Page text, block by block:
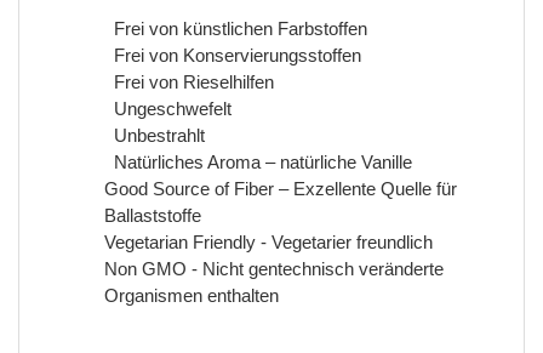
Frei von künstlichen Farbstoffen
Frei von Konservierungsstoffen
Frei von Rieselhilfen
Ungeschwefelt
Unbestrahlt
Natürliches Aroma – natürliche Vanille
Good Source of Fiber – Exzellente Quelle für
Ballaststoffe
Vegetarian Friendly - Vegetarier freundlich
Non GMO - Nicht gentechnisch veränderte
Organismen enthalten